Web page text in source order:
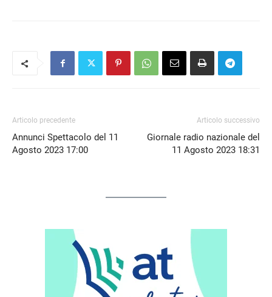
Articolo precedente
Annunci Spettacolo del 11
Agosto 2023 17:00
Articolo successivo
Giornale radio nazionale del
11 Agosto 2023 18:31